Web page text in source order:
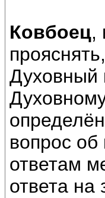
Ковбоец,
Духовный
вопрос
ответам
ответа на